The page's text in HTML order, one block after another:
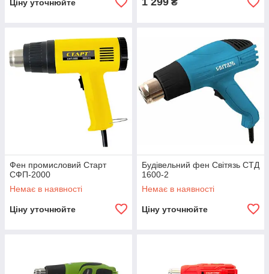
Ціну уточнюйте ₴
Фен промисловий Старт
СФП-2000
Немає в наявності
Ціну уточнюйте
Будівельний фен Світязь СТД
1600-2
Немає в наявності
Ціну уточнюйте